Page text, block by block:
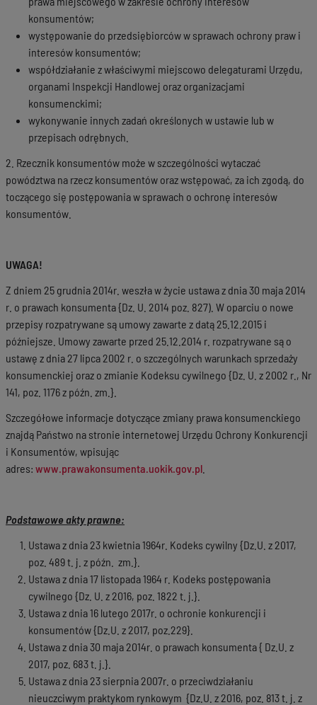
konsumentów;
występowanie do przedsiębiorców w sprawach ochrony praw i
interesów konsumentów;
współdziałanie z właściwymi miejscowo delegaturami Urzędu,
organami Inspekcji Handlowej oraz organizacjami
konsumenckimi;
wykonywanie innych zadań określonych w ustawie lub w
przepisach odrębnych.
2. Rzecznik konsumentów może w szczególności wytaczać
powództwa na rzecz konsumentów oraz wstępować, za ich zgodą, do
toczącego się postępowania w sprawach o ochronę interesów
konsumentów.
UWAGA!
Z dniem 25 grudnia 2014r. weszła w życie ustawa z dnia 30 maja 2014
r. o prawach konsumenta {Dz. U. 2014 poz. 827). W oparciu o nowe
przepisy rozpatrywane są umowy zawarte z datą 25.12.2015 i
późniejsze. Umowy zawarte przed 25.12.2014 r. rozpatrywane są o
ustawę z dnia 27 lipca 2002 r. o szczególnych warunkach sprzedaży
konsumenckiej oraz o zmianie Kodeksu cywilnego {Dz. U. z 2002 r., Nr
141, poz. 1176 z późn. zm.}.
Szczegółowe informacje dotyczące zmiany prawa konsumenckiego
znajdą Państwo na stronie internetowej Urzędu Ochrony Konkurencji
i Konsumentów, wpisując
adres: www.prawakonsumenta.uokik.gov.pl
Podstawowe akty prawne:
Ustawa z dnia 23 kwietnia 1964r. Kodeks cywilny {Dz.U. z 2017,
poz. 489 t. j. z późn. zm.}.
Ustawa z dnia 17 listopada 1964 r. Kodeks postępowania
cywilnego {Dz. U. z 2016, poz. 1822 t. j.}.
Ustawa z dnia 16 lutego 2017r. o ochronie konkurencji i
konsumentów {Dz.U. z 2017, poz.229}.
Ustawa z dnia 30 maja 2014r. o prawach konsumenta { Dz.U. z
2017, poz. 683 t. j.}.
Ustawa z dnia 23 sierpnia 2007r. o przeciwdziałaniu
nieuczciwym praktykom rynkowym {Dz.U. z 2016, poz. 813 t. j. z